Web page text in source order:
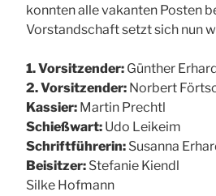
konnten alle vakanten Posten
Vorstandschaft setzt sich nun
1. Vorsitzender: Günther
2. Vorsitzender: Norbert
Kassier: Martin Prechtl
Schießwart: Udo Leikeim
Schriftführerin: Susanna
Beisitzer: Stefanie Kiendl
Silke Hofmann